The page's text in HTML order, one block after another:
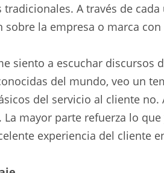
A través de
la empresa o marca
siento a escuchar discursos
del mundo, veo un
del servicio al cliente
mayor parte refuerza lo
experiencia del cliente